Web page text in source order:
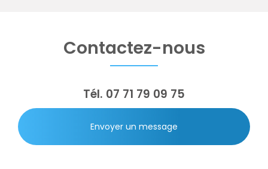
Contactez-nous
Tél. 07 71 79 09 75
Envoyer un message